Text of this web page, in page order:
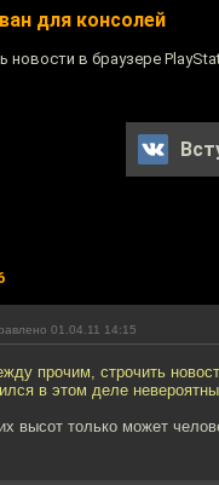
для консолей
в браузере
01.04.11 14:15
прочим, строчить
в этом деле
высот только может